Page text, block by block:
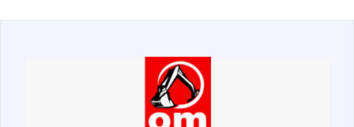
Фільтри та мастильні матеріали